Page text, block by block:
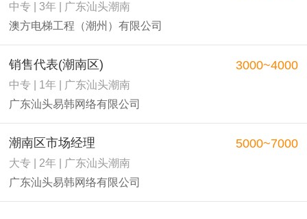
中专 | 3年 | 广东汕头潮南
澳方电梯工程（潮州）有限公司
销售代表(潮南区)
中专 | 1年 | 广东汕头潮南
广东汕头易韩网络有限公司
3000~4000
潮南区市场经理
大专 | 2年 | 广东汕头潮南
广东汕头易韩网络有限公司
5000~7000